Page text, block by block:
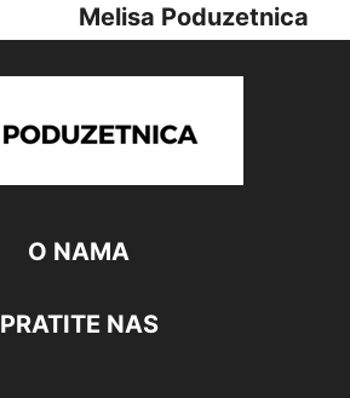
Melisa Poduzetnica
O NAMA
PRATITE NAS